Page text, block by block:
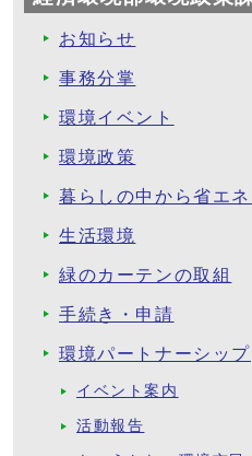
お知らせ
事務分掌
環境イベント
環境政策
暮らしの中から省エネ
生活環境
緑のカーテンの取組
手続き・申請
環境パートナーシップ
イベント案内
活動報告